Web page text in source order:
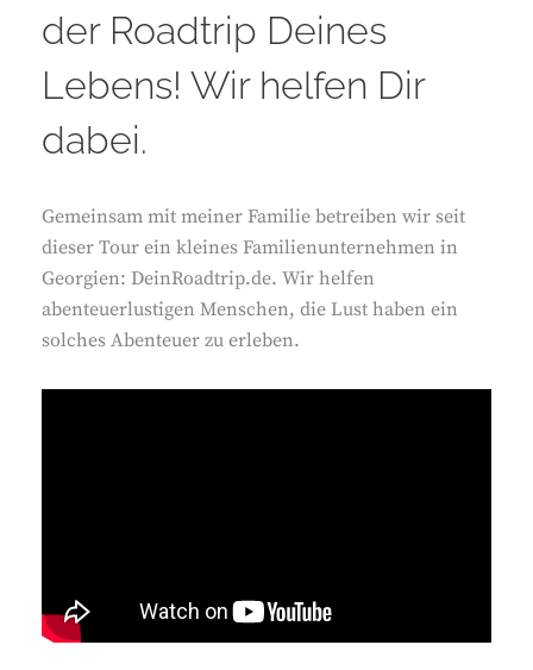
der Roadtrip Deines
Lebens! Wir helfen Dir
dabei.
Gemeinsam mit meiner Familie betreiben wir seit
dieser Tour ein kleines Familienunternehmen in
Georgien: DeinRoadtrip.de. Wir helfen
abenteuerlustigen Menschen, die Lust haben ein
solches Abenteuer zu erleben.